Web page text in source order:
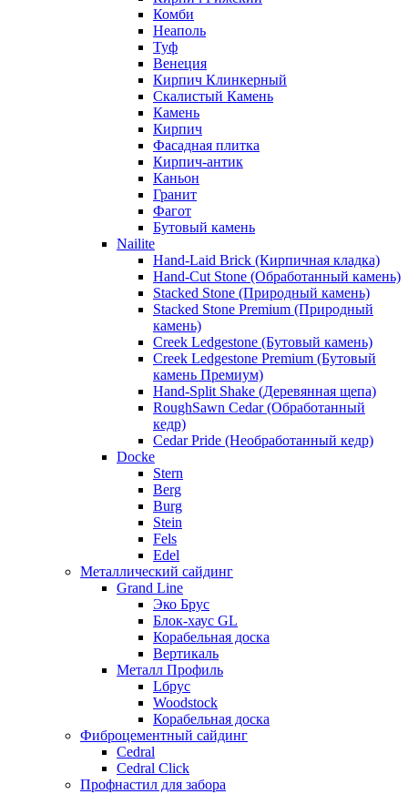
Комби
Неаполь
Туф
Венеция
Кирпич Клинкерный
Скалистый Камень
Камень
Кирпич
Фасадная плитка
Кирпич-антик
Каньон
Гранит
Фагот
Бутовый камень
Nailite
Hand-Laid Brick (Кирпичная кладка)
Hand-Cut Stone (Обработанный камень)
Stacked Stone (Природный камень)
Stacked Stone Premium (Природный
камень)
Creek Ledgestone (Бутовый камень)
Creek Ledgestone Premium (Бутовый
камень Премиум)
Hand-Split Shake (Деревянная щепа)
RoughSawn Cedar (Обработанный
кедр)
Cedar Pride (Необработанный кедр)
Docke
Stern
Berg
Burg
Stein
Fels
Edel
Металлический сайдинг
Grand Line
Эко Брус
Блок-хаус GL
Корабельная доска
Вертикаль
Металл Профиль
Lбрус
Woodstock
Корабельная доска
Фиброцементный сайдинг
Cedral
Cedral Click
Профнастил для забора